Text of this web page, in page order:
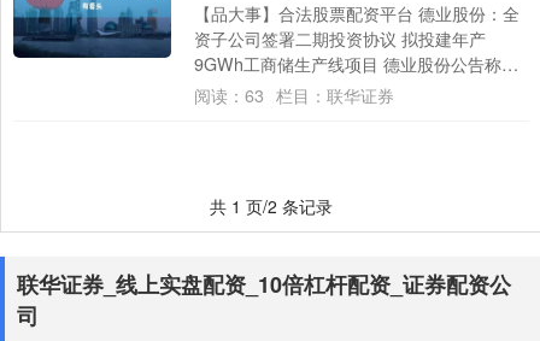
【品大事】合法股票配资平台 德业股份：全
资子公司签署二期投资协议 拟投建年产
9GWh工商储生产线项目 德业股份公告称，
全资子公司德业储能与慈溪滨海经济开发区
阅读： 63 栏目： 联华证券
共 1 页/2 条记录
联华证券_线上实盘配资_10倍杠杆配资_证券配资公
司